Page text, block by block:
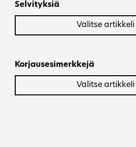
Selvityksiä
Valitse artikkeli
Korjausesimerkkejä
Valitse artikkeli